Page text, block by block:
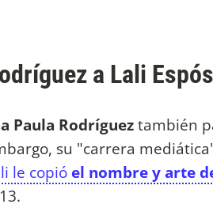
a Lali
Paula Rodrígueztambién
su "carrera
le copió el nombre y arte